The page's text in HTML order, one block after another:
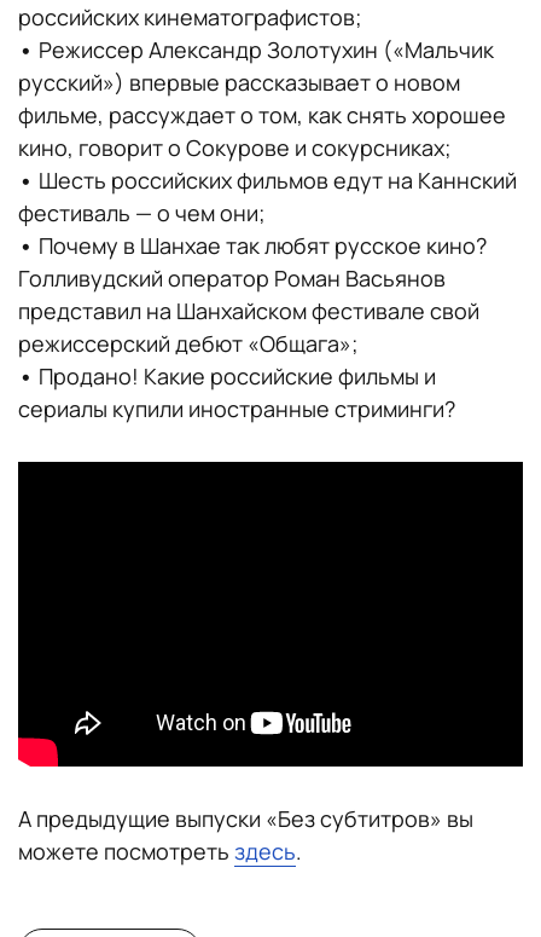
российских кинематографистов;
• Режиссер Александр Золотухин («Мальчик
русский») впервые рассказывает о новом
фильме, рассуждает о том, как снять хорошее
кино, говорит о Сокурове и сокурсниках;
• Шесть российских фильмов едут на Каннский
фестиваль — о чем они;
• Почему в Шанхае так любят русское кино?
Голливудский оператор Роман Васьянов
представил на Шанхайском фестивале свой
режиссерский дебют «Общага»;
• Продано! Какие российские фильмы и
сериалы купили иностранные стриминги?
А предыдущие выпуски «Без субтитров» вы
можете посмотреть здесь.